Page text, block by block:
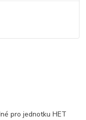
pro jednotku HET